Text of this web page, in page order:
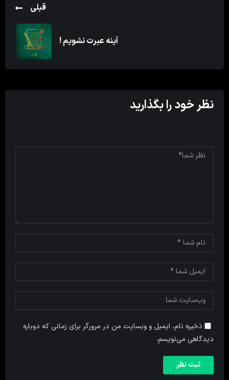
قبلی
آینه عبرت نشویم !
نظر خود را بگذارید
ذخیره نام، ایمیل و وبسایت من در مرورگر برای زمانی که دوباره
دیدگاهی می‌نویسم.